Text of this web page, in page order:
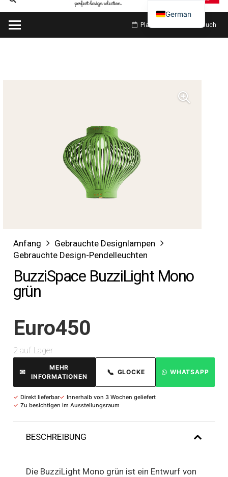
Planen Sie meinen Besuch
Anfang
Gebrauchte Designlampen
Gebrauchte Design-Pendelleuchten
BuzziSpace BuzziLight Mono
grün
Euro450
2 auf Lager
✉
MEHR
INFORMATIONEN
📞 GLOCKE WHATSAPP
✓ Direkt lieferbar✓ Innerhalb von 3 Wochen geliefert
✓ Zu besichtigen im Ausstellungsraum
BESCHREIBUNG
Die BuzziLight Mono grün ist ein Entwurf von
German